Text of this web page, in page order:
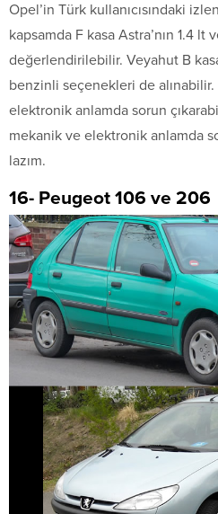
Opel’in Türk kullanıcısındaki
kapsamda F kasa Astra’nın 1.4
değerlendirilebilir. Veyahut B
benzinli seçenekleri de
elektronik anlamda sorun
mekanik ve elektronik anlamda
lazım.
16- Peugeot 106 ve 206